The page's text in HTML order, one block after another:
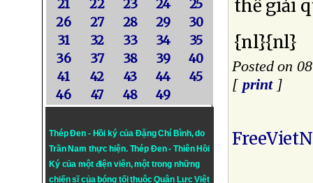
21
22 23 24
25
26
27 28 29
30
31
32 33 34
35
36
37 38 39
40
41
42 43 44
45
46
47 48 49
Thép Đen - Hồi ký của Đặng Chí Bình, do
Trần Nam thực hiện. Thép Đen- Thiên Hồi
Ký của một điện viên, một trong những
chiến sĩ của bóng tối thuộc Quân Lực Việt
thể giải
{nl}{nl}
Posted on
[ print]